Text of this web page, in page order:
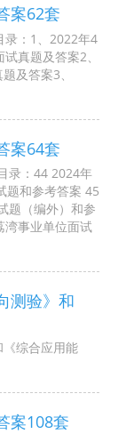
案62套
录：1、2022年4
真题及答案2、
及答案3、
案64套
录：44 2024年
题和参考答案 45
题（编外）和参
湾事业单位面试
测验》和
综合应用能
案108套